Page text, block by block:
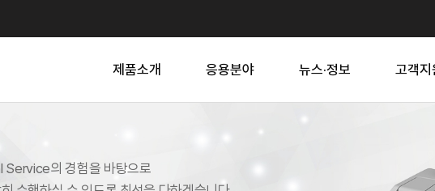
제품소개 응용분야 뉴스·정보 고객지
의 경험을 바탕으로